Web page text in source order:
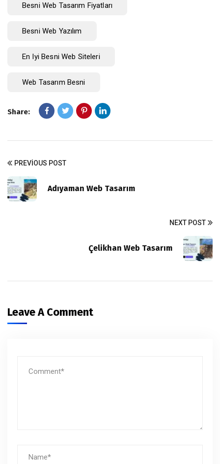
Besni Web Tasarım Fiyatları
Besni Web Yazılım
En Iyi Besni Web Siteleri
Web Tasarım Besni
Share:
PREVIOUS POST
Adıyaman Web Tasarım
NEXT POST
Çelikhan Web Tasarım
Leave A Comment